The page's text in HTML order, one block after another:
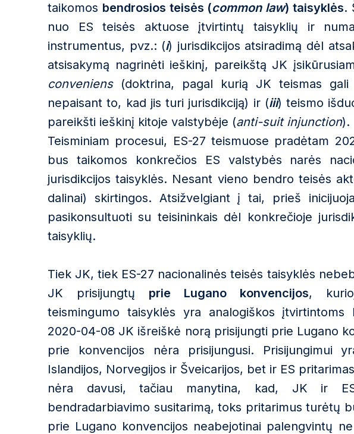
taikomos bendrosios teisės (common law) taisyklės.
nuo ES teisės aktuose įtvirtintų taisyklių ir
instrumentus, pvz.: (i) jurisdikcijos atsiradimą dėl
atsisakymą nagrinėti ieškinį, pareikštą JK
conveniens(doktrina, pagal kurią JK teismas gali
nepaisant to, kad jis turi jurisdikciją) ir (iii) teismo
pareikšti ieškinį kitoje valstybėje (anti-suit injunction).
Teisminiam procesui, ES-27 teismuose pradėtam
bus taikomos konkrečios ES valstybės narės
jurisdikcijos taisyklės. Nesant vieno bendro teisės
dalinai) skirtingos. Atsižvelgiant į tai, prieš
pasikonsultuoti su teisininkais dėl konkrečioje
taisyklių.
Tiek JK, tiek ES-27 nacionalinės teisės taisyklės
JK prisijungtų prie Lugano konvencijos,
teismingumo taisyklės yra analogiškos įtvirtintoms
2020-04-08 JK išreiškė norą prisijungti prie Lugano
prie konvencijos nėra prisijungusi. Prisijungimui
Islandijos, Norvegijos ir Šveicarijos, bet ir ES
nėra davusi, tačiau manytina, kad, JK ir
bendradarbiavimo susitarimą, toks pritarimus turėtų
prie Lugano konvencijos neabejotinai palengvintų